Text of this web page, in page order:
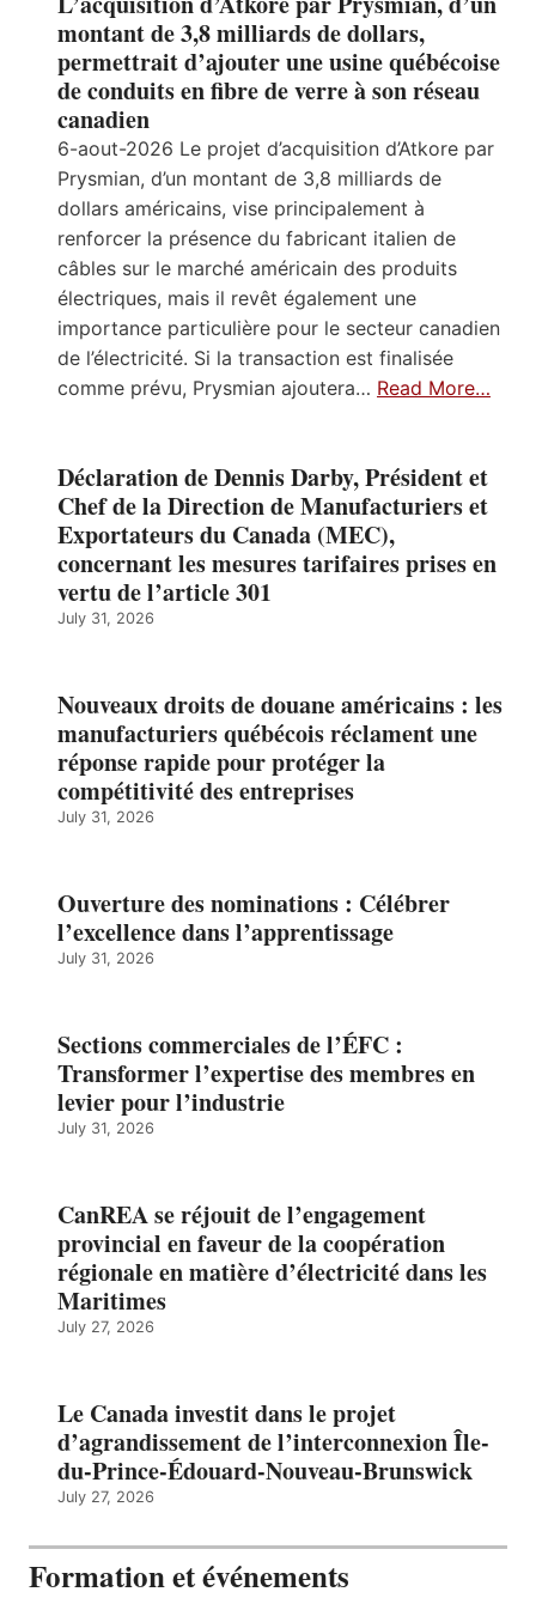
montant de 3,8 milliards de dollars,
permettrait d’ajouter une usine québécoise
de conduits en fibre de verre à son réseau
canadien
6-aout-2026 Le projet d’acquisition d’Atkore par
Prysmian, d’un montant de 3,8 milliards de
dollars américains, vise principalement à
renforcer la présence du fabricant italien de
câbles sur le marché américain des produits
électriques, mais il revêt également une
importance particulière pour le secteur canadien
de l’électricité. Si la transaction est finalisée
comme prévu, Prysmian ajoutera… Read More…
Déclaration de Dennis Darby, Président et
Chef de la Direction de Manufacturiers et
Exportateurs du Canada (MEC),
concernant les mesures tarifaires prises en
vertu de l’article 301
July 31, 2026
Nouveaux droits de douane américains : les
manufacturiers québécois réclament une
réponse rapide pour protéger la
compétitivité des entreprises
July 31, 2026
Ouverture des nominations : Célébrer
l’excellence dans l’apprentissage
July 31, 2026
Sections commerciales de l’ÉFC :
Transformer l’expertise des membres en
levier pour l’industrie
July 31, 2026
CanREA se réjouit de l’engagement
provincial en faveur de la coopération
régionale en matière d’électricité dans les
Maritimes
July 27, 2026
Le Canada investit dans le projet
d’agrandissement de l’interconnexion Île-
du-Prince-Édouard-Nouveau-Brunswick
July 27, 2026
Formation et événements